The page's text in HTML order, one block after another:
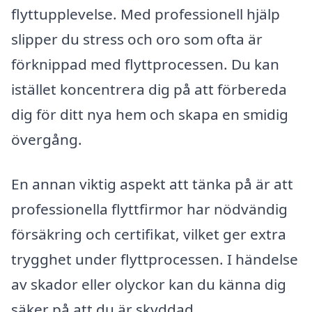
flyttupplevelse. Med professionell hjälp
slipper du stress och oro som ofta är
förknippad med flyttprocessen. Du kan
istället koncentrera dig på att förbereda
dig för ditt nya hem och skapa en smidig
övergång.
En annan viktig aspekt att tänka på är att
professionella flyttfirmor har nödvändig
försäkring och certifikat, vilket ger extra
trygghet under flyttprocessen. I händelse
av skador eller olyckor kan du känna dig